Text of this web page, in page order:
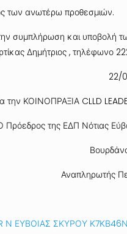
των ανωτέρω προθεσμιών.
συμπλήρωση και υποβολή
Δημήτριος , τηλέφωνο
22/
την ΚΟΙΝΟΠΡΑΞΙΑ CLLD
Πρόεδρος της ΕΔΠ Νότιας
Αναπληρωτής
Ν ΕΥΒΟΙΑΣ ΣΚΥΡΟΥ